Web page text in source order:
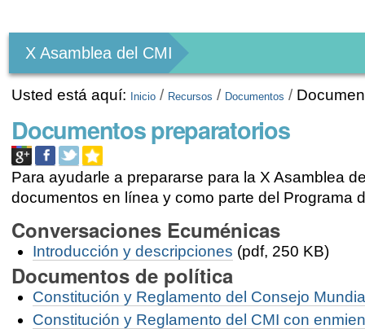
Personales
X Asamblea del CMI
Usted está aquí: Inicio / Recursos / Documentos /
Documentos preparatorios
Para ayudarle a prepararse para la X Asamblea
documentos en línea y como parte del Programa
Conversaciones Ecuménicas
Introducción y descripciones (pdf, 250 KB)
Documentos de política
Constitución y Reglamento del Consejo
Constitución y Reglamento del CMI con